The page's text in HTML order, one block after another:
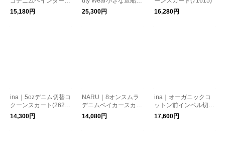
カート(C21741)サラ
ウェア
15,180円
のワークウエア6オン
スデニムBIGオーバー
25,300円
16,280円
ina｜5ozデニム切替コ
クーンスカート(2621
61)イナ
14,300円
NARU｜8オンスムラ
デニムベイカースカー
ト(663811)
14,080円
ina｜オーガニックコ
ットン前インベル切替
スカート(263112)イ
17,600円